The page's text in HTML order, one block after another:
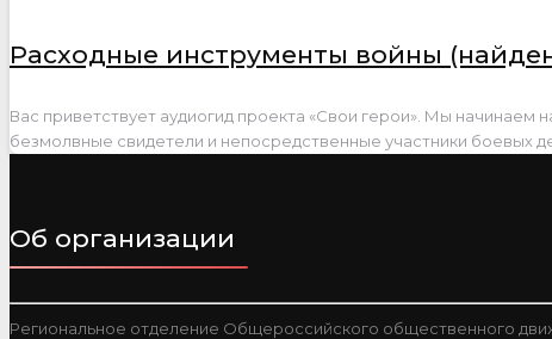
Расходные инструменты войны
Вас приветствует аудиогид проекта «Свои герои». Мы
безмолвные свидетели и непосредственные участники боевых
Об организации
Региональное отделение Общероссийского общественного